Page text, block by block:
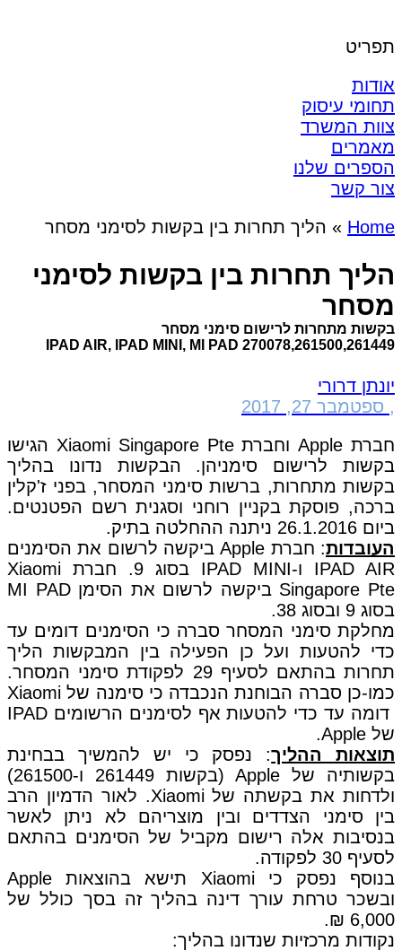
תפריט
אודות
תחומי עיסוק
צוות המשרד
מאמרים
הספרים שלנו
צור קשר
Home
» הליך תחרות בין בקשות לסימני מסחר
הליך תחרות בין בקשות לסימני
מסחר
בקשות מתחרות לרישום סימני מסחר
270078,261500,261449 IPAD AIR, IPAD MINI, MI PAD
יונתן דרורי
, ספטמבר 27, 2017
חברת Apple וחברת Xiaomi Singapore Pte הגישו
בקשות לרישום סימניהן. הבקשות נדונו בהליך
בקשות מתחרות, ברשות סימני המסחר, בפני ז'קלין
ברכה, פוסקת בקניין רוחני וסגנית רשם הפטנטים.
ביום 26.1.2016 ניתנה ההחלטה בתיק.
העובדות
: חברת Apple ביקשה לרשום את הסימנים
IPAD AIR ו-IPAD MINI בסוג 9. חברת Xiaomi
Singapore Pte ביקשה לרשום את הסימן MI PAD
בסוג 9 ובסוג 38.
מחלקת סימני המסחר סברה כי הסימנים דומים עד
כדי להטעות ועל כן הפעילה בין המבקשות הליך
תחרות בהתאם לסעיף 29 לפקודת סימני המסחר.
כמו-כן סברה הבוחנת הנכבדה כי סימנה של Xiaomi
דומה עד כדי להטעות אף לסימנים הרשומים IPAD
של Apple.
תוצאות ההליך: נפסק כי יש להמשיך בבחינת
בקשותיה של Apple (בקשות 261449 ו-261500)
ולדחות את בקשתה של Xiaomi. לאור הדמיון הרב
בין סימני הצדדים ובין מוצריהם לא ניתן לאשר
בנסיבות אלה רישום מקביל של הסימנים בהתאם
לסעיף 30 לפקודה.
בנוסף נפסק כי Xiaomi תישא בהוצאות Apple
ובשכר טרחת עורך דינה בהליך זה בסך כולל של
6,000 ₪.
נקודות מרכזיות שנדונו בהליך: